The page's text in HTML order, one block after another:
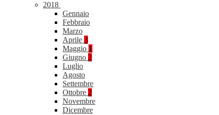
2018
Gennaio
Febbraio
Marzo
Aprile 3
Maggio 1
Giugno 2
Luglio
Agosto
Settembre
Ottobre 2
Novembre
Dicembre